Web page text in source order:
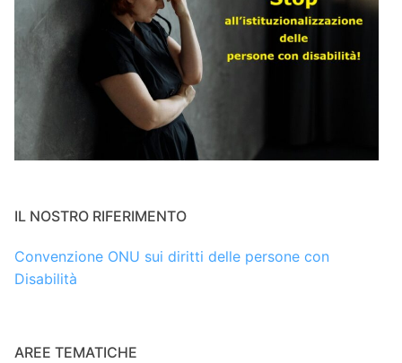
IL NOSTRO RIFERIMENTO
Convenzione ONU sui diritti delle persone con
Disabilità
AREE TEMATICHE